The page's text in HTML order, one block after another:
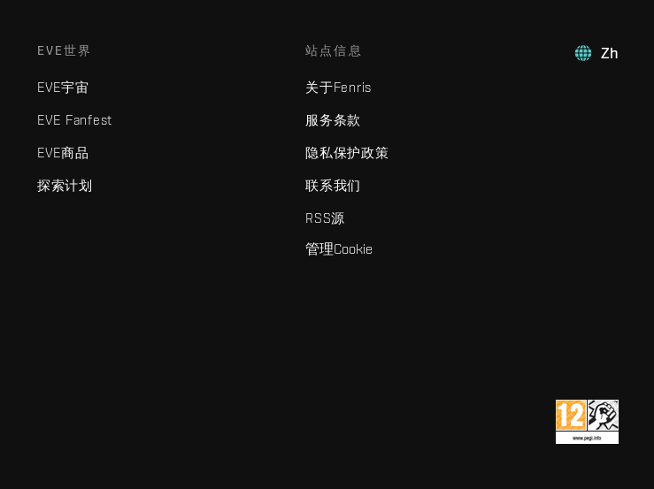
Zh
EVE世界
EVE宇宙
EVE Fanfest
EVE商品
探索计划
站点信息
关于Fenris
服务条款
隐私保护政策
联系我们
RSS源
管理Cookie